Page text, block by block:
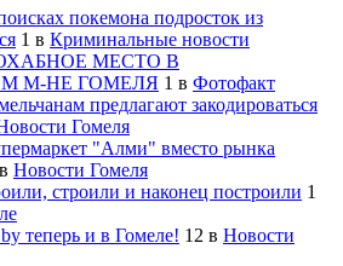
покемона подросток из
1 в Криминальные новости
МЕСТО В
М-НЕ ГОМЕЛЯ 1 в Фотофакт
предлагают закодироваться
Гомеля
"Алми" вместо рынка
в Новости Гомеля
строили и наконец построили 1
теперь и в Гомеле! 12 в Новости